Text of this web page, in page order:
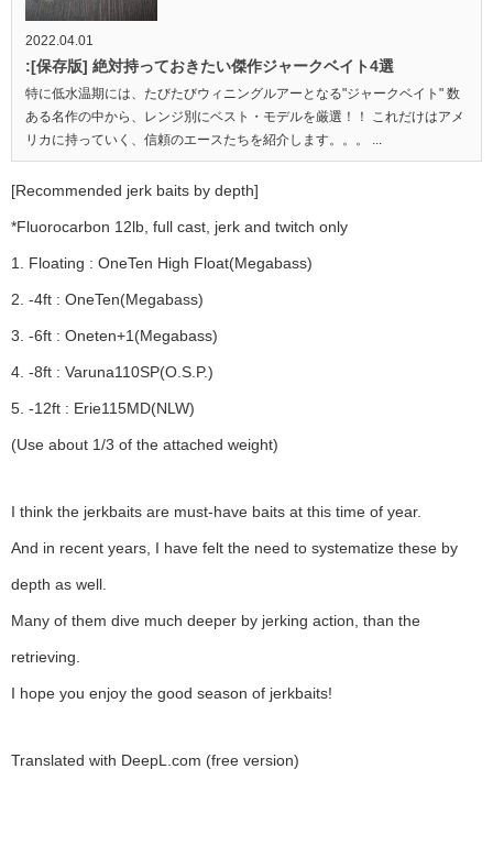
2022.04.01
:[保存版] 絶対持っておきたい傑作ジャークベイト4選
特に低水温期には、たびたびウィニングルアーとなる"ジャークベイト" 数
ある名作の中から、レンジ別にベスト・モデルを厳選！！ これだけはアメ
リカに持っていく、信頼のエースたちを紹介します。。。 ...
[Recommended jerk baits by depth]
*Fluorocarbon 12lb, full cast, jerk and twitch only
1. Floating : OneTen High Float(Megabass)
2. -4ft : OneTen(Megabass)
3. -6ft : Oneten+1(Megabass)
4. -8ft : Varuna110SP(O.S.P.)
5. -12ft : Erie115MD(NLW)
(Use about 1/3 of the attached weight)
I think the jerkbaits are must-have baits at this time of year.
And in recent years, I have felt the need to systematize these by
depth as well.
Many of them dive much deeper by jerking action, than the
retrieving.
I hope you enjoy the good season of jerkbaits!
Translated with DeepL.com (free version)